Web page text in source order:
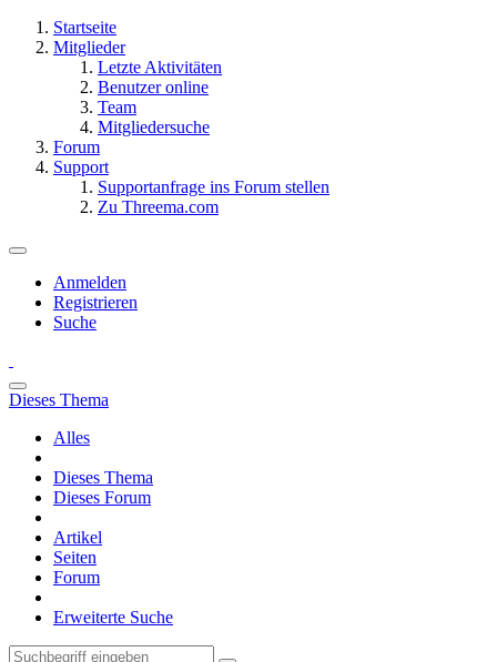
Startseite
Mitglieder
Letzte Aktivitäten
Benutzer online
Team
Mitgliedersuche
Forum
Support
Supportanfrage ins Forum stellen
Zu Threema.com
Anmelden
Registrieren
Suche
Dieses Thema
Alles
Dieses Thema
Dieses Forum
Artikel
Seiten
Forum
Erweiterte Suche